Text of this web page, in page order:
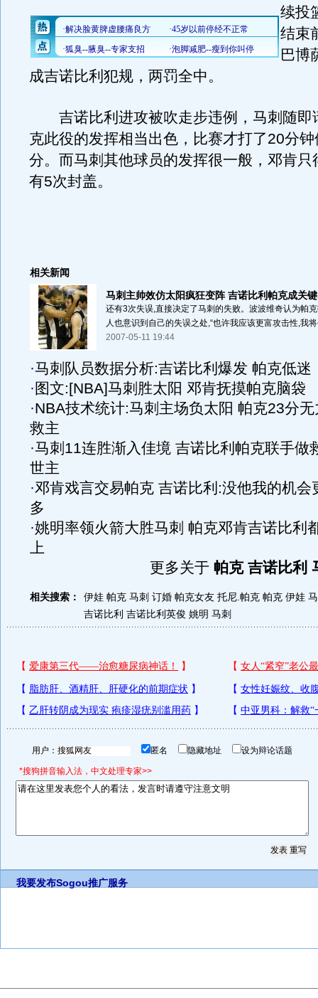
续投
结束
巴博
成吉诺比利犯规，两罚全中。
吉诺比利进攻被吹走步违例，马刺随即
克此役的发挥相当出色，比赛才打了20分
分。而马刺其他球员的发挥很一般，邓肯只
有5次封盖。
相关新闻
马刺主帅效仿太阳疯狂变阵 吉诺比利帕克成关键
还有3次失误,直接决定了马刺的失败。波波维奇认为帕
人也意识到自己的失误之处,“也许我应该更富攻击性,我
2007-05-11 19:44
·马刺队员数据分析:吉诺比利爆发 帕克低迷
· 图文:[NBA]马刺胜太阳 邓肯抚摸帕克脑袋
·NBA技术统计:马刺主场负太阳 帕克23分无
救主
·马刺11连胜渐入佳境 吉诺比利帕克联手做
世主
·邓肯戏言交易帕克 吉诺比利:没他我的机会
多
·姚明率领火箭大胜马刺 帕克邓肯吉诺比利
上
更多关于 帕克 吉诺比利
相关搜索： 伊娃 帕克 马刺 订婚 帕克女友 托尼.帕克 帕克 伊娃
吉诺比利 吉诺比利英俊 姚明 马刺
用户： 匿名 隐藏地址 设为辩论话题
*搜狗拼音输入法，中文处理专家>>
我要发布Sogou推广服务